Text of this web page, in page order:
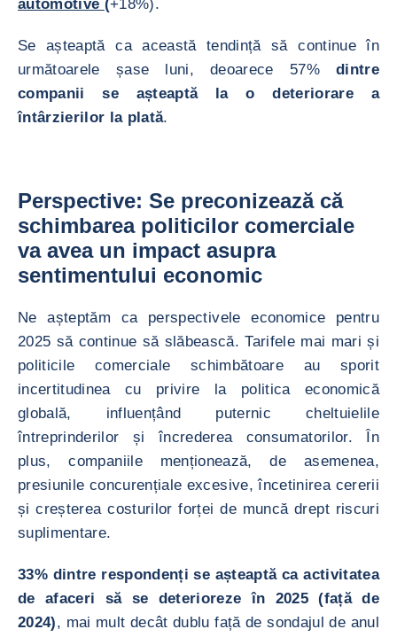
automotive (+18%).
Se așteaptă ca această tendință să continue în
următoarele șase luni, deoarece 57% dintre
companii se așteaptă la o deteriorare a
întârzierilor la plată.
Perspective: Se preconizează că
schimbarea politicilor comerciale
va avea un impact asupra
sentimentului economic
Ne așteptăm ca perspectivele economice pentru
2025 să continue să slăbească. Tarifele mai mari și
politicile comerciale schimbătoare au sporit
incertitudinea cu privire la politica economică
globală, influențând puternic cheltuielile
întreprinderilor și încrederea consumatorilor. În
plus, companiile menționează, de asemenea,
presiunile concurențiale excesive, încetinirea cererii
și creșterea costurilor forței de muncă drept riscuri
suplimentare.
33% dintre respondenți se așteaptă ca activitatea
de afaceri să se deterioreze în 2025 (față de
2024), mai mult decât dublu față de sondajul de anul